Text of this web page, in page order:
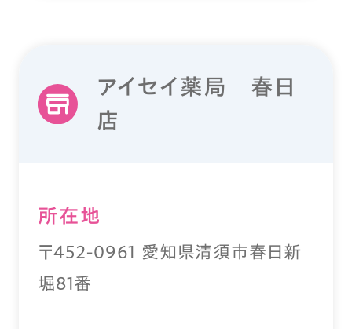
アイセイ薬局 春日
店
所在地
〒452-0961 愛知県清須市春日新
堀81番